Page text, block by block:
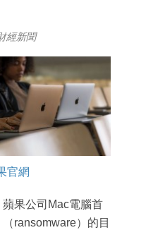
經新聞
官網
果公司Mac電腦首
ransomware）的目